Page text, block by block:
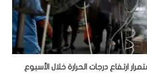
ارتفاع درجات الحرارة خلال الأسبوع